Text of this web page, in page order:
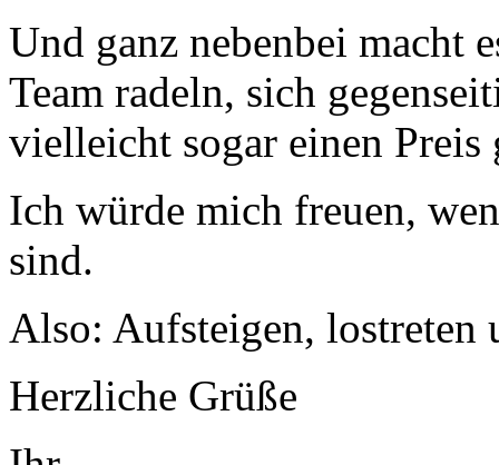
Und ganz nebenbei macht
Team radeln, sich
vielleicht sogar einen Preis
Ich würde mich freuen,
sind.
Also: Aufsteigen, lostreten
Herzliche Grüße